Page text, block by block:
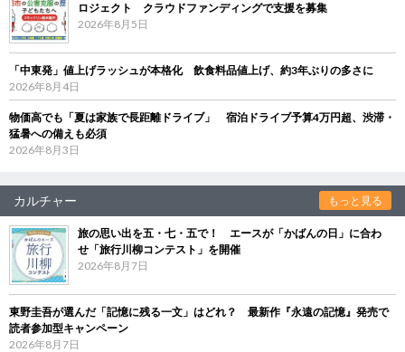
ロジェクト クラウドファンディングで支援を募集
2026年8月5日
「中東発」値上げラッシュが本格化 飲食料品値上げ、約3年ぶりの多さに
2026年8月4日
物価高でも「夏は家族で長距離ドライブ」 宿泊ドライブ予算4万円超、渋滞・
猛暑への備えも必須
2026年8月3日
カルチャー もっと見る
旅の思い出を五・七・五で！ エースが「かばんの日」に合わ
せ「旅行川柳コンテスト」を開催
2026年8月7日
東野圭吾が選んだ「記憶に残る一文」はどれ？ 最新作『永遠の記憶』発売で
読者参加型キャンペーン
2026年8月7日